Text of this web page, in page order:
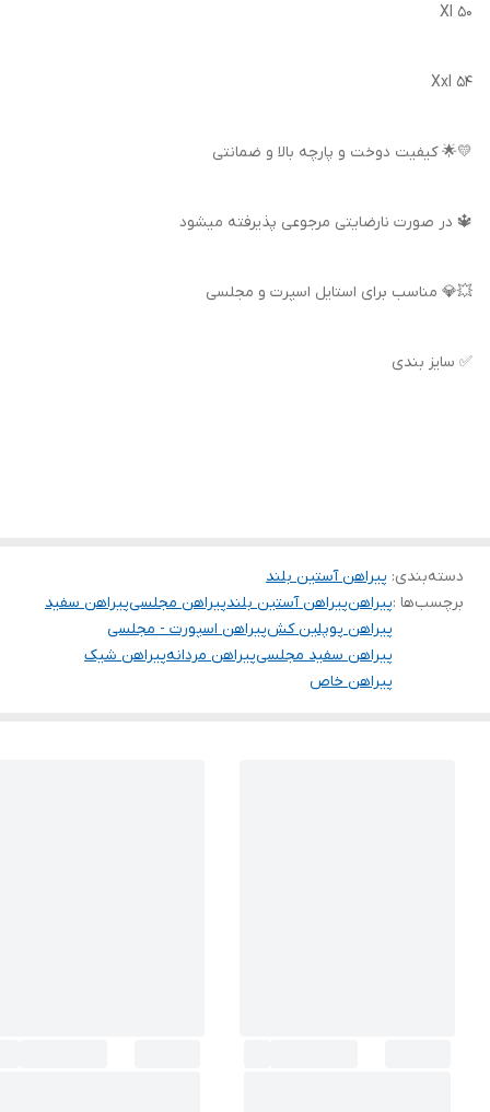
Xl 50
Xxl 54
💛🌟 کیفیت دوخت و پارچه بالا و ضمانتی
🔱 در صورت نارضایتی مرجوعی پذیرفته میشود
💥💎 مناسب برای استایل اسپرت و مجلسی
✅ سایز بندی
دسته‌بندی: پیراهن آستین بلند
برچسب‌ها :پیراهنپیراهن آستین بلندپیراهن مجلسیپیراهن سفید
پیراهن پوپلین کشپیراهن اسپورت - مجلسی
پیراهن سفید مجلسیپیراهن مردانهپیراهن شیک
پیراهن خاص